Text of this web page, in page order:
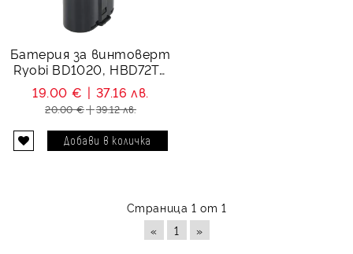
Батерия за винтоверт
Ryobi BD1020, HBD72TR
- 7.2V 2100 mAh
19.00 € 37.16 лв.
20.00 € 39.12 лв.
Страница 1 от 1
«
1 »